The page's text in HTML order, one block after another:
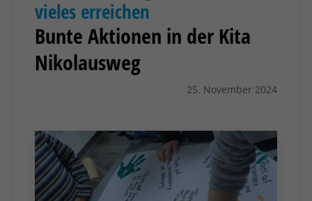
vieles erreichen
Bunte Aktionen in der Kita
Nikolausweg
25. November 2024